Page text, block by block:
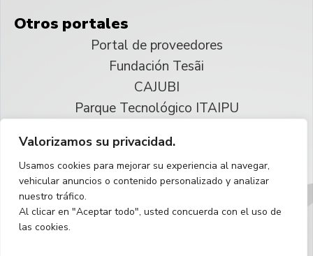
Valorizamos su privacidad.
Usamos cookies para mejorar su experiencia al navegar,
vehicular anuncios o contenido personalizado y analizar
nuestro tráfico.
Al clicar en "Aceptar todo", usted concuerda con el uso de
las cookies.
Otros portales
Portal de proveedores
Fundación Tesãi
CAJUBI
Parque Tecnológico ITAIPU
Reservados todos los derechos
Español